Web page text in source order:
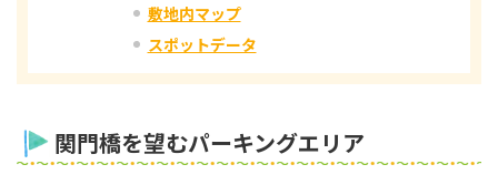
敷地内マップ
スポットデータ
関門橋を望むパーキングエリア